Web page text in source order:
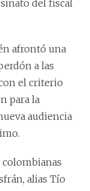
del fiscal
afrontó una
a las
el criterio
para la
audiencia
alias Tío